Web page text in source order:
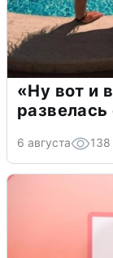
«Ну вот и
6 августа 138